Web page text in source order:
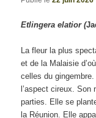
Etlingera elatior (
La fleur la plus
et de la Malaisie
celles du
l’aspect cireux. Son
parties. Elle se
la Réunion. Elle